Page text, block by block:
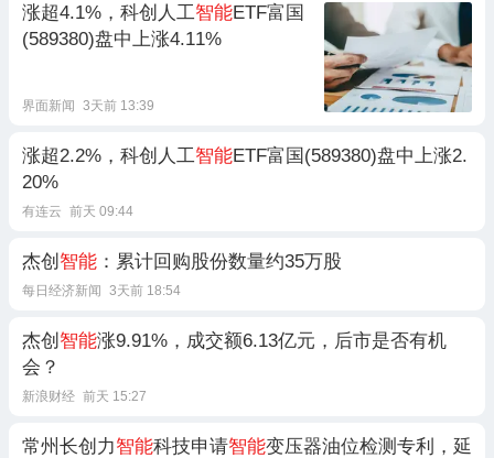
涨超4.1%，科创人工智能ETF富国
(589380)盘中上涨4.11%
界面新闻 3天前 13:39
涨超2.2%，科创人工智能ETF富国(589380)盘中上涨2.
20%
有连云 前天 09:44
杰创 智能 ：累计回购股份数量约35万股
每日经济新闻 3天前 18:54
杰创 智能涨9.91%，成交额6.13亿元，后市是否有机
会？
新浪财经 前天 15:27
常州长创力智能科技申请智能变压器油位检测专利，延